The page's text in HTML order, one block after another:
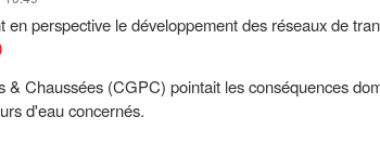
perspective le développement des réseaux de
& Chaussées (CGPC) pointait les conséquences
d'eau concernés.